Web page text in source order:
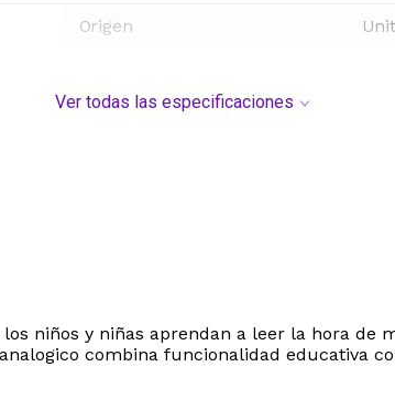
Origen
Ver todas las especificaciones
niños y niñas aprendan a leer la hora de
combina funcionalidad educativa